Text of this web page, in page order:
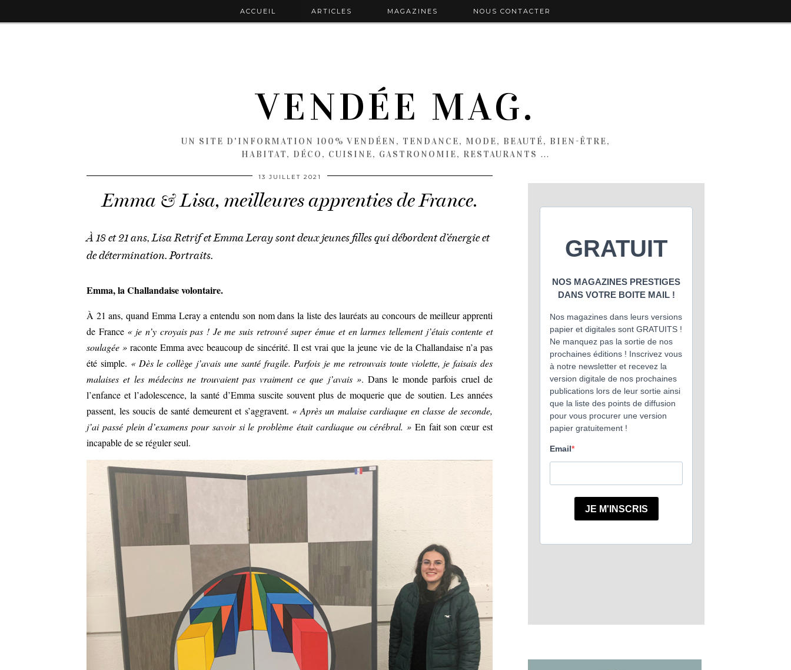
VENDÉE MAG.
UN SITE D'INFORMATION 100% VENDÉEN, TENDANCE, MODE, BEAUTÉ, BIEN-ÊTRE,
HABITAT, DÉCO, CUISINE, GASTRONOMIE, RESTAURANTS …
ACCUEIL ARTICLES MAGAZINES NOUS CONTACTER
13 JUILLET 2021
Emma & Lisa, meilleures apprenties de France.
À 18 et 21 ans, Lisa Retrif et Emma Leray sont deux jeunes filles qui débordent d’énergie et
de détermination. Portraits.
Emma, la Challandaise volontaire.
À 21 ans, quand Emma Leray a entendu son nom dans la liste des lauréats au concours de meilleur apprenti
de France « je n’y croyais pas ! Je me suis retrouvé super émue et en larmes tellement j’étais contente et
soulagée » raconte Emma avec beaucoup de sincérité. Il est vrai que la jeune vie de la Challandaise n’a pas
été simple. « Dès le collège j’avais une santé fragile. Parfois je me retrouvais toute violette, je faisais des
malaises et les médecins ne trouvaient pas vraiment ce que j’avais ». Dans le monde parfois cruel de
l’enfance et l’adolescence, la santé d’Emma suscite souvent plus de moquerie que de soutien. Les années
passent, les soucis de santé demeurent et s’aggravent. « Après un malaise cardiaque en classe de seconde,
j’ai passé plein d’examens pour savoir si le problème était cardiaque ou cérébral. » En fait son cœur est
incapable de se réguler seul.